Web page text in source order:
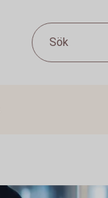
Sök